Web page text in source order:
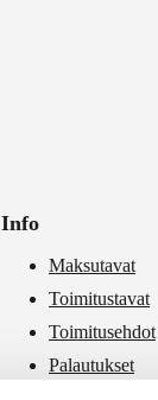
Info
Maksutavat
Toimitustavat
Toimitusehdot
Palautukset